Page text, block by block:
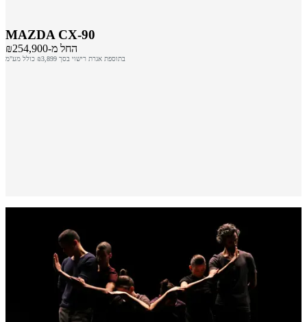
MAZDA CX-90
החל מ-₪254,900
בתוספת אגרת רישוי בסך ₪3,899 כולל מע"מ